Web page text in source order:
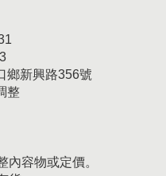
鄉新興路356號
整
內容物或定價。